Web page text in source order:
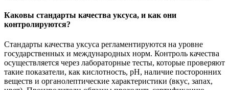
Каковы стандарты качества уксуса, и как они
контролируются?
Стандарты качества уксуса регламентируются на уровне
государственных и международных норм. Контроль качества
осуществляется через лабораторные тесты, которые проверяют
такие показатели, как кислотность, pH, наличие посторонних
веществ и органолептические характеристики (вкус, запах,